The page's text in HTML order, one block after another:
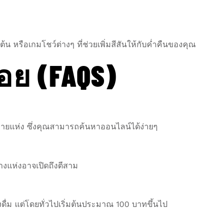
น หรือเกมโชว์ต่างๆ ที่ช่วยเพิ่มสีสันให้กับค่ำคืนของคุณ
(FAQS)
ยแห่ง ซึ่งคุณสามารถค้นหาออนไลน์ได้ง่ายๆ
แห่งอาจเปิดถึงตีสาม
ม แต่โดยทั่วไปเริ่มต้นประมาณ 100 บาทขึ้นไป